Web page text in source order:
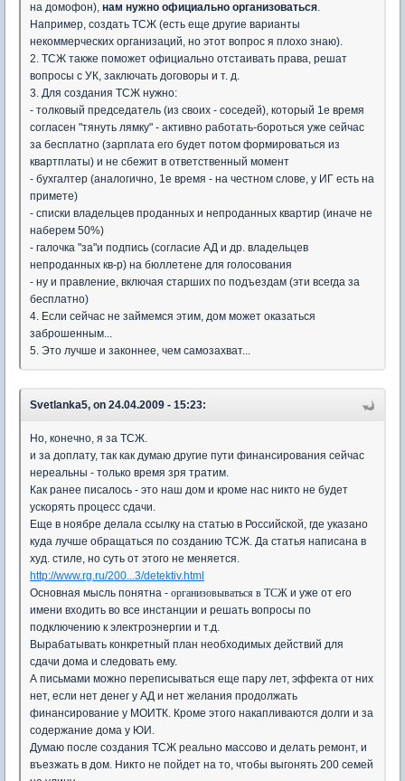
на домофон), нам нужно официально организоваться.
Например, создать ТСЖ (есть еще другие варианты
некоммерческих организаций, но этот вопрос я плохо знаю).
2. ТСЖ также поможет официально отстаивать права, решат
вопросы с УК, заключать договоры и т. д.
3. Для создания ТСЖ нужно:
- толковый председатель (из своих - соседей), который 1е время
согласен "тянуть лямку" - активно работать-бороться уже сейчас
за бесплатно (зарплата его будет потом формироваться из
квартплаты) и не сбежит в ответственный момент
- бухгалтер (аналогично, 1е время - на честном слове, у ИГ есть на
примете)
- списки владельцев проданных и непроданных квартир (иначе не
наберем 50%)
- галочка "за"и подпись (согласие АД и др. владельцев
непроданных кв-р) на бюллетене для голосования
- ну и правление, включая старших по подъездам (эти всегда за
бесплатно)
4. Если сейчас не займемся этим, дом может оказаться
заброшенным...
5. Это лучше и законнее, чем самозахват...
Svetlanka5, on 24.04.2009 - 15:23:
Но, конечно, я за ТСЖ.
и за доплату, так как думаю другие пути финансирования сейчас
нереальны - только время зря тратим.
Как ранее писалось - это наш дом и кроме нас никто не будет
ускорять процесс сдачи.
Еще в ноябре делала ссылку на статью в Российской, где указано
куда лучше обращаться по созданию ТСЖ. Да статья написана в
худ. стиле, но суть от этого не меняется.
http://www.rg.ru/200...3/detektiv.html
Основная мысль понятна - организовываться в ТСЖ и уже от его
имени входить во все инстанции и решать вопросы по
подключению к электроэнергии и т.д.
Вырабатывать конкретный план необходимых действий для
сдачи дома и следовать ему.
А письмами можно переписываться еще пару лет, эффекта от них
нет, если нет денег у АД и нет желания продолжать
финансирование у МОИТК. Кроме этого накапливаются долги и за
содержание дома у ЮИ.
Думаю после создания ТСЖ реально массово и делать ремонт, и
въезжать в дом. Никто не пойдет на то, чтобы выгонять 200 семей